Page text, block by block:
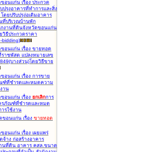
อนแก่น เรื่อง ประกวด
ปรุงอาคารที่ทำการและสิ่ง
ดยปรับปรุง่อเติมอาคาร
ที่บริเวณบ้านพัก
กงานที่ดินจังหวัดขอนแก่น
วิธีประกวดราคา
bidding)
อนแก่น เรื่อง ขายทอด
าชพัสดุ แปลงหมายเลข
บางส่วน)โดยวิธีขาย
อนแก่น เรื่อง การขาย
ฑ์ที่ชำรุดและหมดความ
าน
อนแก่น เรื่อง ยกเลิกการ
ภัณฑ์ที่ชำรุดและหมด
ารใช้งาน
ขอนแก่น เรื่อง ขายทอด
อนแก่น เรื่อง เผยแพร่
จ้าง ก่อสร้างอาคาร
นที่ดิน อาคาร คสล.ขนาด